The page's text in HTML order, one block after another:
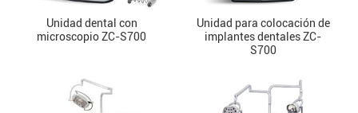
Unidad dental con
microscopio ZC-S700
Unidad para colocación de
implantes dentales ZC-
S700